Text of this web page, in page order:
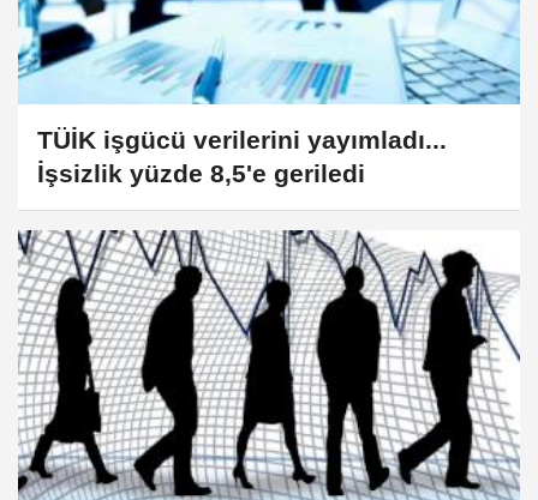
TÜİK işgücü verilerini yayımladı...
İşsizlik yüzde 8,5'e geriledi